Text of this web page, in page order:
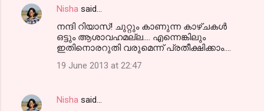
Nisha said…
നന്ദി റിയാസ്! ചുറ്റും കാണുന്ന കാഴ്ചകള്‍
ഒട്ടും ആശാവഹമല്ല.... എന്നെങ്കിലും
ഇതിനൊരറുതി വരുമെന്ന് പ്രതീക്ഷിക്കാം....
19 June 2013 at 22:47
Nisha said…